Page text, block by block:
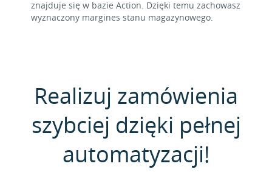
znajduje się w bazie Action. Dzięki temu zachowasz
wyznaczony margines stanu magazynowego.
Realizuj zamówienia
szybciej dzięki pełnej
automatyzacji!